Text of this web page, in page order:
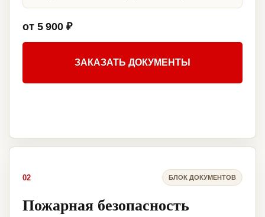
от 5 900 ₽
ЗАКАЗАТЬ ДОКУМЕНТЫ
02 БЛОК ДОКУМЕНТОВ
Пожарная безопасность